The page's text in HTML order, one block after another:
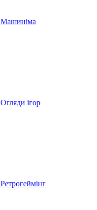
Машиніма
Огляди ігор
Ретрогеймінг